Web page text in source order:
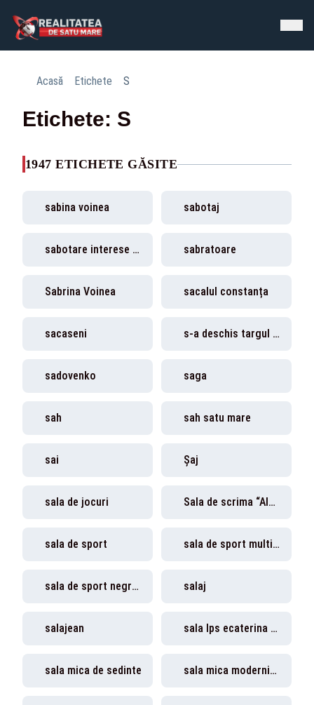
Acasă Etichete S
Etichete: S
1947 ETICHETE GĂSITE
sabina voinea sabotaj
sabotare interese romania sabratoare
Sabrina Voinea sacalul constanța
sacaseni s-a deschis targul de craciun
sadovenko saga
sah sah satu mare
sai Șaj
sala de jocuri Sala de scrima “Alexandru Csipler”
sala de sport sala de sport multifunctionala
sala de sport negresti salaj
salajean sala lps ecaterina both satu mare
sala mica de sedinte sala mica modernizata